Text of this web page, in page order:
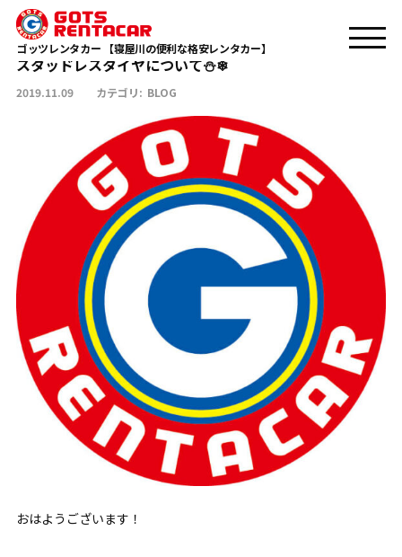
ゴッツレンタカー 【寝屋川の便利な格安レンタカー】
TOP BLOG
スタッドレスタイヤについて⛄❄
2019.11.09 カテゴリ: BLOG
おはようございます！